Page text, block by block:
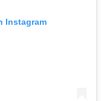
Instagram